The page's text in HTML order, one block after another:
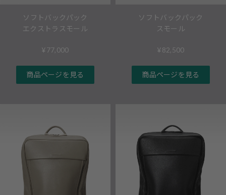
ソフトバックパック
エクストラスモール
¥77,000
商品ページを見る
ソフトバックパック
スモール
¥82,500
商品ページを見る